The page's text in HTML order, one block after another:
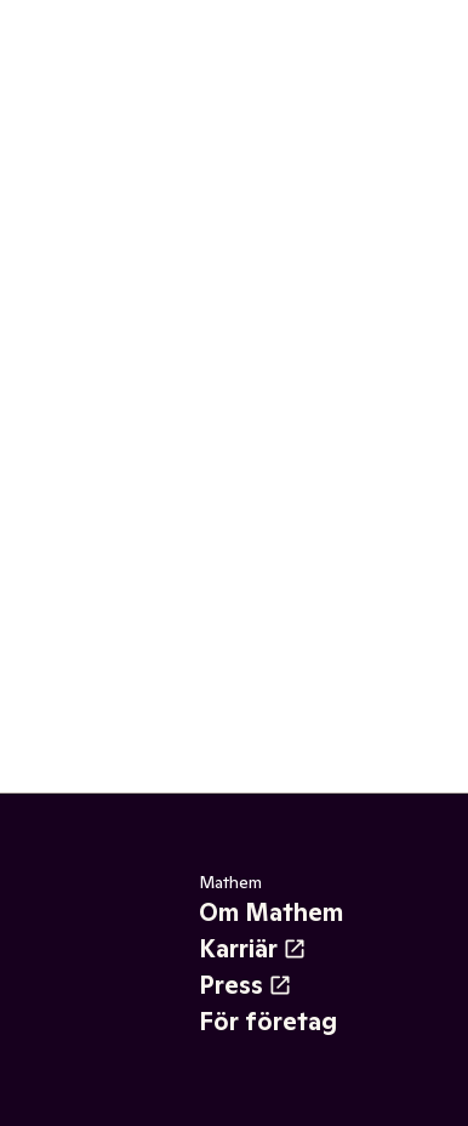
Mathem
Om Mathem
Karriär
Press
För företag